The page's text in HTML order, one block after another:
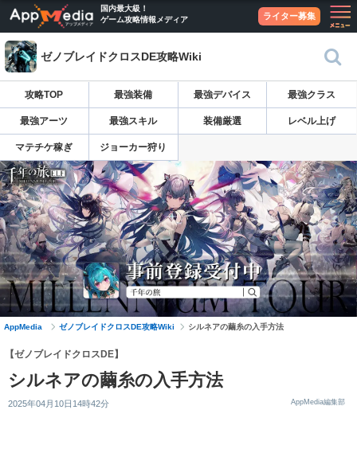
国内最大級！
ゲーム攻略情報メディア
ライター募集
ゼノブレイドクロスDE攻略Wiki
攻略TOP 最強装備 最強デバイス 最強クラス
最強アーツ 最強スキル 装備厳選 レベル上げ
マテチケ稼ぎ ジョーカー狩り
AppMedia ゼノブレイドクロスDE攻略Wiki シルネアの繭糸の入手方法
【ゼノブレイドクロスDE】
シルネアの繭糸の入手方法
2025年04月10日14時42分 AppMedia編集部